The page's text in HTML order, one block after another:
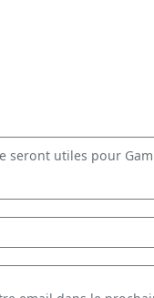
seront utiles pour